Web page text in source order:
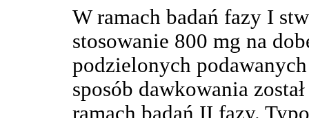
W ramach badań fazy I
stosowanie 800 mg na
podzielonych
sposób dawkowania
ramach badań II fazy.